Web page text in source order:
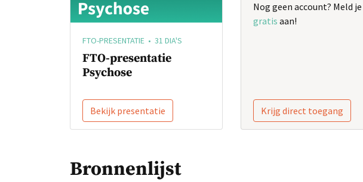
FTO-PRESENTATIE • 31 DIA'S
FTO-presentatie
Psychose
Bekijk presentatie
Nog geen account? Meld je
gratis aan!
Krijg direct toegang
Bronnenlijst